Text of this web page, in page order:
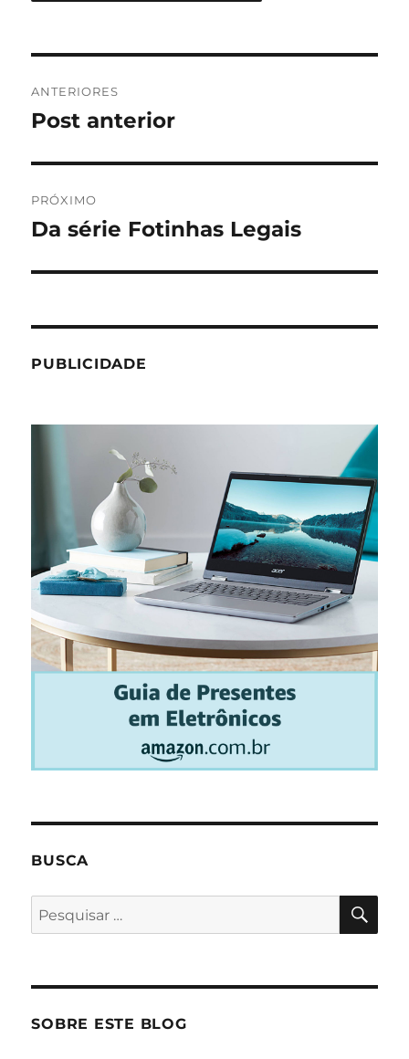
de
ANTERIORES
Post
Post anterior
PRÓXIMO
Próximo
Da série Fotinhas Legais
PUBLICIDADE
BUSCA
Pesquisar
por:
SOBRE ESTE BLOG